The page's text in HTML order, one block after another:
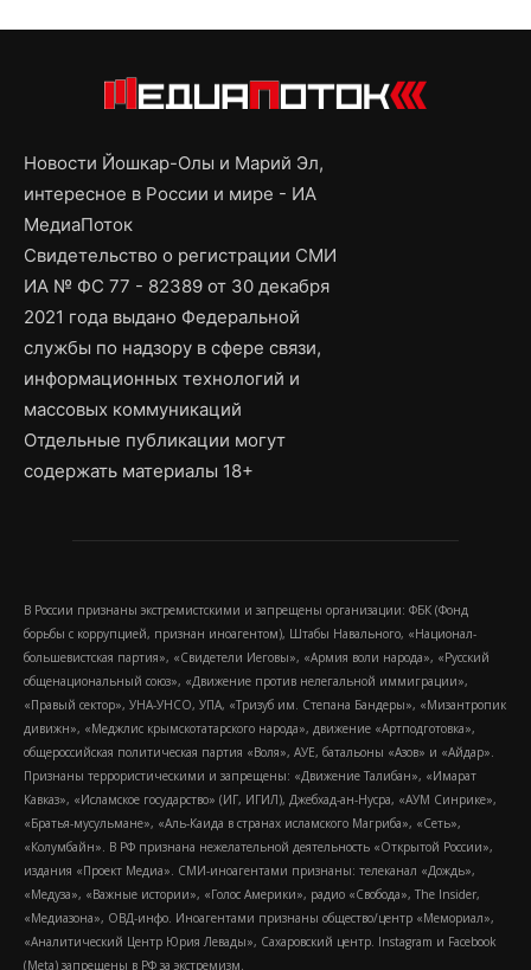
Новости Йошкар-Олы и Марий Эл,
интересное в России и мире - ИА
МедиаПоток
Свидетельство о регистрации СМИ
ИА № ФС 77 - 82389 от 30 декабря
2021 года выдано Федеральной
службы по надзору в сфере связи,
информационных технологий и
массовых коммуникаций
Отдельные публикации могут
содержать материалы 18+
В России признаны экстремистскими и запрещены организации: ФБК (Фонд
борьбы с коррупцией, признан иноагентом), Штабы Навального, «Национал-
большевистская партия», «Свидетели Иеговы», «Армия воли народа», «Русский
общенациональный союз», «Движение против нелегальной иммиграции»,
«Правый сектор», УНА-УНСО, УПА, «Тризуб им. Степана Бандеры», «Мизантропик
дивижн», «Меджлис крымскотатарского народа», движение «Артподготовка»,
общероссийская политическая партия «Воля», АУЕ, батальоны «Азов» и «Айдар».
Признаны террористическими и запрещены: «Движение Талибан», «Имарат
Кавказ», «Исламское государство» (ИГ, ИГИЛ), Джебхад-ан-Нусра, «АУМ Синрике»,
«Братья-мусульмане», «Аль-Каида в странах исламского Магриба», «Сеть»,
«Колумбайн». В РФ признана нежелательной деятельность «Открытой России»,
издания «Проект Медиа». СМИ-иноагентами признаны: телеканал «Дождь»,
«Медуза», «Важные истории», «Голос Америки», радио «Свобода», The Insider,
«Медиазона», ОВД-инфо. Иноагентами признаны общество/центр «Мемориал»,
«Аналитический Центр Юрия Левады», Сахаровский центр. Instagram и Facebook
(Metа) запрещены в РФ за экстремизм.